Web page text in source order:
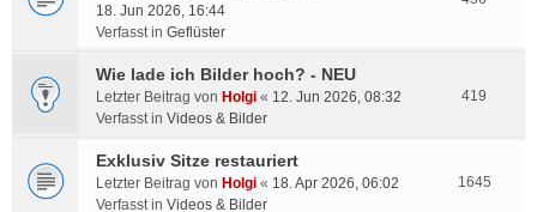
18. Jun 2026, 16:44
Verfasst in Geflüster
Wie lade ich Bilder hoch? - NEU
Letzter Beitrag von Holgi « 12. Jun 2026, 08:32
Verfasst in Videos & Bilder
419
Exklusiv Sitze restauriert
Letzter Beitrag von Holgi « 18. Apr 2026, 06:02
Verfasst in Videos & Bilder
1645